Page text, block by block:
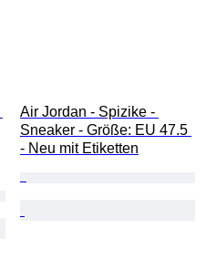
Air Jordan - Spizike -
Sneaker - Größe: EU 47.5
- Neu mit Etiketten